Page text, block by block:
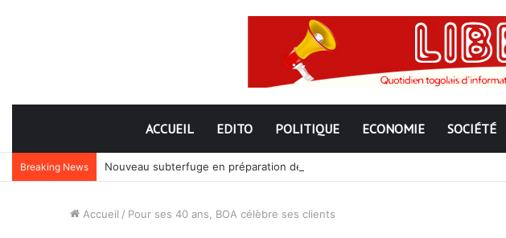
ACCUEIL EDITO POLITIQUE ECONOMIE SOCIÉTÉ
Breaking News Nouveau subterfuge en préparation de Faure Gnassingbé pour ne jamais
Accueil / Pour ses 40 ans, BOA célèbre ses clients